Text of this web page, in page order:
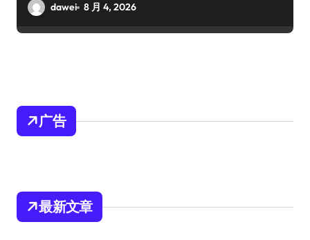
dawei 8 月 4, 2026
广告
最新文章